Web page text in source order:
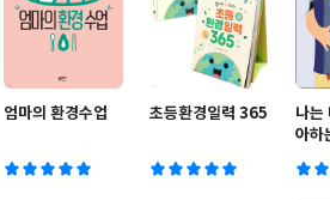
엄마의 환경수업 초등환경일력 365
나는
아하